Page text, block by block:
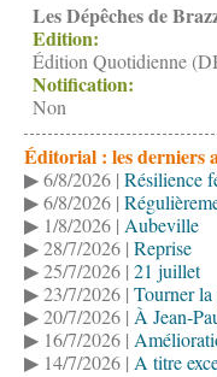
Les Dépêches de
Edition:
Édition Quotidienne
Notification:
Non
Éditorial : les derniers
▶ 6/8/2026 | Résilience
▶ 6/8/2026 |
▶ 1/8/2026 | Aubeville
▶ 28/7/2026 | Reprise
▶ 25/7/2026 | 21 juillet
▶ 23/7/2026 | Tourner la
▶ 20/7/2026 | À Jean-
▶ 16/7/2026 |
▶ 14/7/2026 | A titre